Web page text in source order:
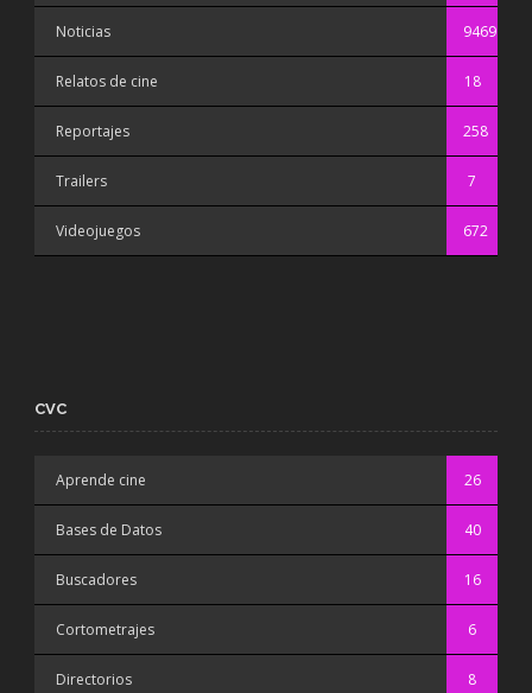
Noticias 9469
Relatos de cine 18
Reportajes 258
Trailers 7
Videojuegos 672
CVC
Aprende cine 26
Bases de Datos 40
Buscadores 16
Cortometrajes 6
Directorios 8